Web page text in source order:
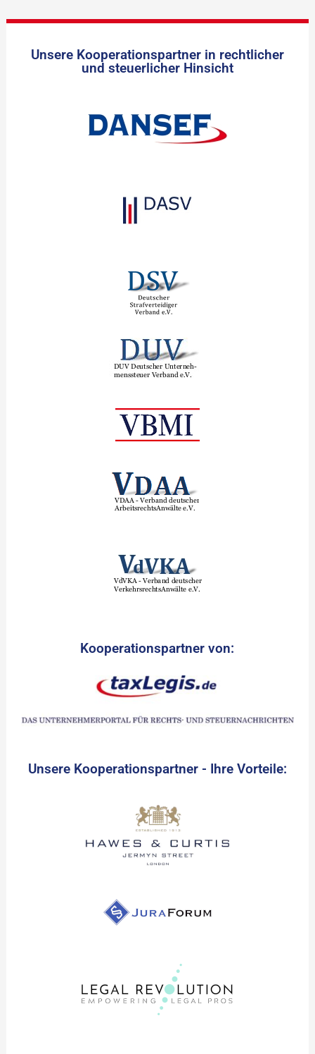
Unsere Kooperationspartner in rechtlicher
und steuerlicher Hinsicht
Kooperationspartner von:
Unsere Kooperationspartner - Ihre Vorteile: